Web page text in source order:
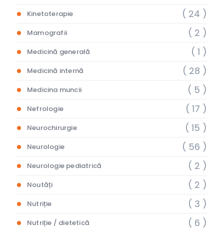
Kinetoterapie ( 24 )
Mamografii ( 2 )
Medicină generală ( 1 )
Medicină internă ( 28 )
Medicina muncii ( 5 )
Nefrologie ( 17 )
Neurochirurgie ( 15 )
Neurologie ( 56 )
Neurologie pediatrică ( 2 )
Noutăți ( 2 )
Nutriție ( 3 )
Nutriție / dietetică ( 6 )